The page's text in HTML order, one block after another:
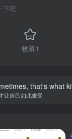
下吧
收藏1
that's what
让自己如此难受